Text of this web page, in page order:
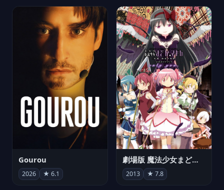
Gourou
2026 ★ 6.1
劇場版 魔法少女まどか☆マギカ[新編]叛逆の物語
2013 ★ 7.8